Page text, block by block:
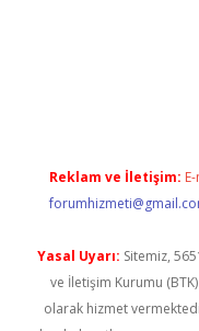
Reklam ve İletişim:
Yasal Uyarı: Sitemiz,
ve İletişim Kurumu
olarak hizmet